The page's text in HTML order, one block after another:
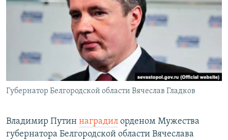
РАСПИСАНИЕ ВЕЩАНИЯ
ПОДПИШИТЕСЬ НА РАССЫЛКУ
СОЦИАЛЬНЫЕ СЕТИ
Все сайты РСЕ/РС
Губернатор Белгородской области Вячеслав Гладков
Владимир Путин наградил орденом Мужества
губернатора Белгородской области Вячеслава